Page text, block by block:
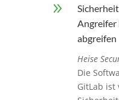
9
Angreifer
abgreifen
Heise
Die
GitLab